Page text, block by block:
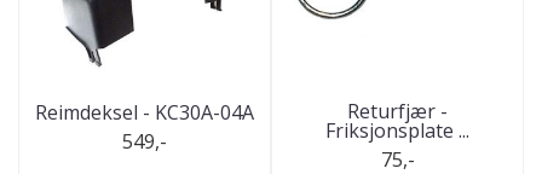
Reimdeksel - KC30A-04A
549,-
Returfjær -
Friksjonsplate ...
75,-